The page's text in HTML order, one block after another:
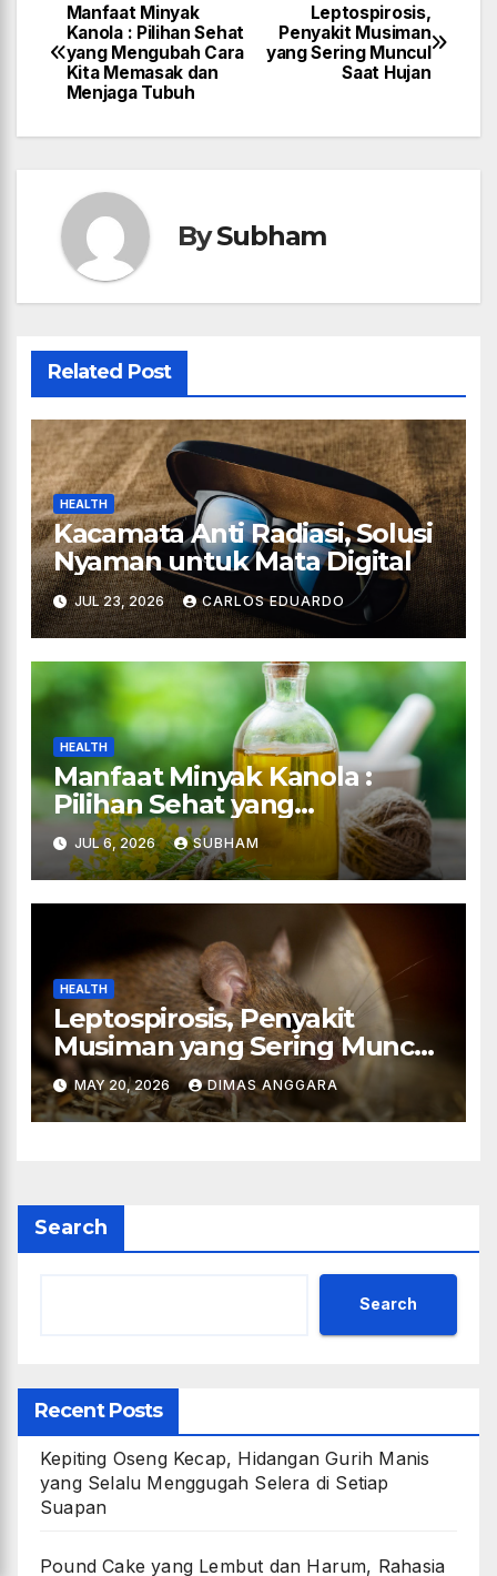
Leptospirosis,
Penyakit Musiman
yang Sering Muncul
Saat Hujan
Manfaat Minyak
Kanola : Pilihan Sehat
yang Mengubah Cara
Kita Memasak dan
Menjaga Tubuh
BySubham
Related Post
HEALTH
Kacamata Anti Radiasi, Solusi
Nyaman untuk Mata Digital
JUL 23, 2026 CARLOS EDUARDO
HEALTH
Manfaat Minyak Kanola :
Pilihan Sehat yang
Mengubah Cara Kita
Memasak dan Menjaga
Tubuh
JUL 6, 2026 SUBHAM
HEALTH
Leptospirosis, Penyakit
Musiman yang Sering Muncul
Saat Hujan
MAY 20, 2026 DIMAS ANGGARA
Search
Search
Recent Posts
Kepiting Oseng Kecap, Hidangan Gurih Manis
yang Selalu Menggugah Selera di Setiap
Suapan
Pound Cake yang Lembut dan Harum, Rahasia